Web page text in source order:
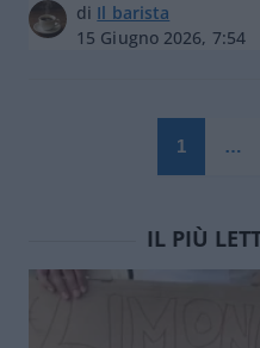
di Il barista
15 Giugno 2026, 7:54
1 …
IL PIÙ